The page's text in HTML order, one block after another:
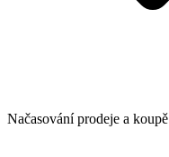
Načasování prodeje a koupě